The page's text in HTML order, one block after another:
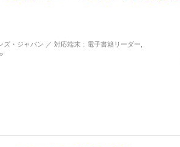
・ジャパン ／ 対応端末：電子書籍リーダー,